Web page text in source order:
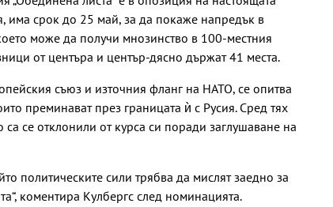
има срок до 25 май, за да покаже напредък в
може да получи мнозинство в 100-местния
от центъра и център-дясно държат 41 места.
съюз и източния фланг на НАТО, се опитва
преминават през границата ѝ с Русия. Сред тях
се отклонили от курса си поради заглушаване на
политическите сили трябва да мислят заедно за
коментира Кулбергс след номинацията.